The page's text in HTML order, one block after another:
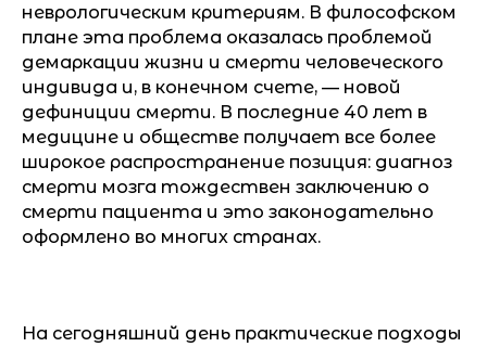
неврологическим критериям. В философском
плане эта проблема оказалась проблемой
демаркации жизни и смерти человеческого
индивида и, в конечном счете, — новой
дефиниции смерти. В последние 40 лет в
медицине и обществе получает все более
широкое распространение позиция: диагноз
смерти мозга тождествен заключению о
смерти пациента и это законодательно
оформлено во многих странах.
На сегодняшний день практические подходы